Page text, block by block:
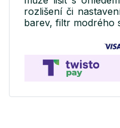
rozlišení či
barev, filtr modrého